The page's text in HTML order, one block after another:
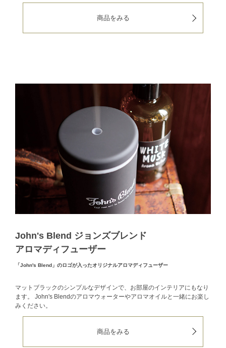
商品をみる
John's Blend ジョンズブレンド
アロマディフューザー
「John's Blend」のロゴが入ったオリジナルアロマディフューザー
マットブラックのシンプルなデザインで、お部屋のインテリアにもなり
ます。
John's Blendのアロマウォーターやアロマオイルと一緒にお楽し
みください。
商品をみる